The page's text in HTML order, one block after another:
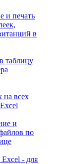
и печать
в
таблицу
на всех
и
по
- для